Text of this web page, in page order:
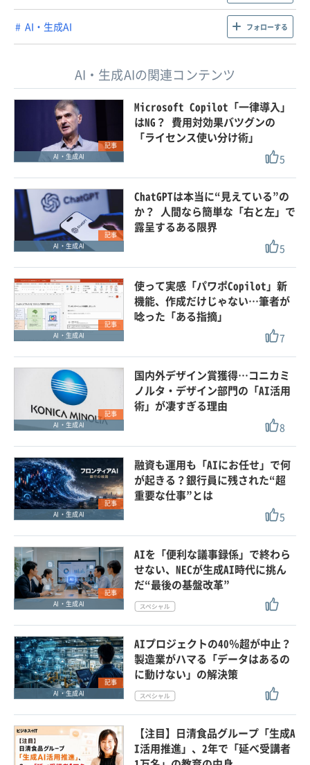
AI・生成AI フォローする
AI・生成AIの関連コンテンツ
記事
AI・生成AI
Microsoft Copilot「一律導入」
はNG？ 費用対効果バツグンの
「ライセンス使い分け術」
5
記事
AI・生成AI
ChatGPTは本当に“見えている”の
か？ 人間なら簡単な「右と左」で
露呈するある限界
5
記事
AI・生成AI
使って実感「パワポCopilot」新
機能、作成だけじゃない…筆者が
唸った「ある指摘」
7
記事
AI・生成AI
国内外デザイン賞獲得…コニカミ
ノルタ・デザイン部門の「AI活用
術」が凄すぎる理由
8
記事
AI・生成AI
融資も運用も「AIにお任せ」で何
が起きる？銀行員に残された“超
重要な仕事”とは
5
記事
AI・生成AI
AIを「便利な議事録係」で終わら
せない、NECが生成AI時代に挑ん
だ“最後の基盤改革”
記事
AI・生成AI
AIプロジェクトの40％超が中止？
製造業がハマる「データはあるの
に動けない」の解決策
【注目】日清食品グループ「生成A
I活用推進」、2年で「延べ受講者